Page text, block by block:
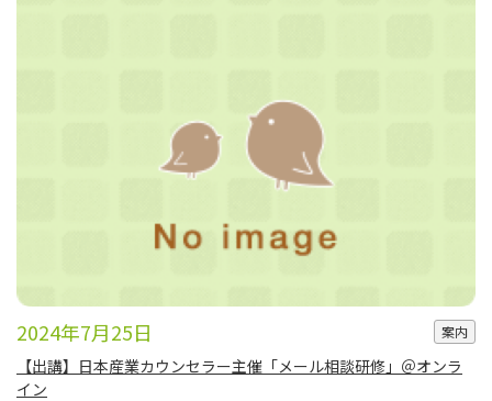
2024年7月25日 案内
【出講】日本産業カウンセラー主催「メール相談研修」＠オンラ
イン